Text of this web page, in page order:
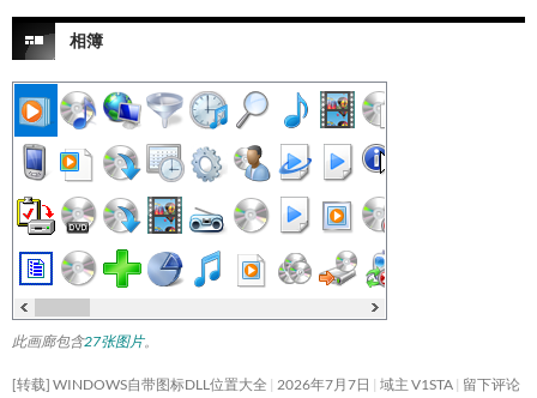
相簿
此画廊包含27张图片。
[转载] WINDOWS自带图标DLL位置大全 2026年7月7日 域主 V1STA 留下评论